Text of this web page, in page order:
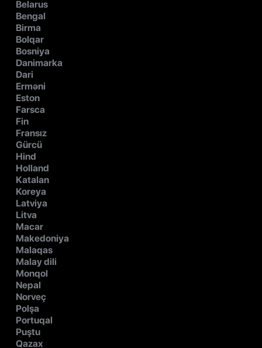
Belarus
Bengal
Birma
Bolqar
Bosniya
Danimarka
Dari
Erməni
Eston
Farsca
Fin
Fransız
Gürcü
Hind
Holland
Katalan
Koreya
Latviya
Litva
Macar
Makedoniya
Malaqas
Malay dili
Monqol
Nepal
Norveç
Polşa
Portuqal
Puştu
Qazax